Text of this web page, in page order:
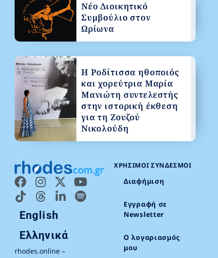
English
Ελληνικά
rhodes.online –
ΧΡΉΣΙΜΟΙ ΣΎΝΔΕΣΜΟΙ
Διαφήμιση
Εγγραφή σε
Newsletter
Ο λογαριασμός
μου
Νέο Διοικητικό
Συμβούλιο στον
Ωρίωνα
Η Ροδίτισσα ηθοποιός
και χορεύτρια Μαρία
Μανιώτη συντελεστής
στην ιστορική έκθεση
για τη Ζουζού
Νικολούδη